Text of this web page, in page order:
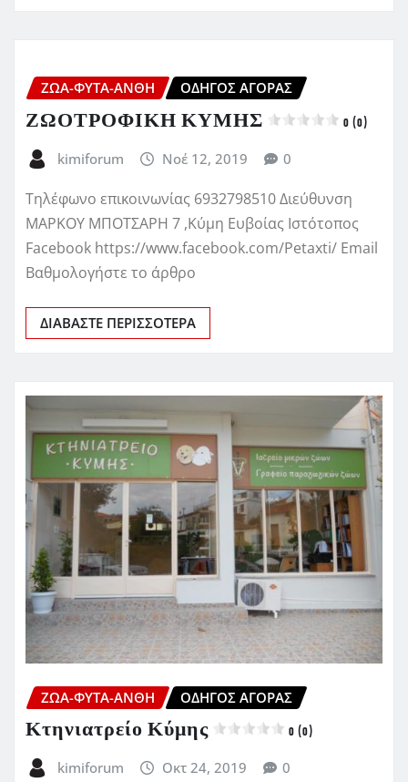
ΖΏΑ-ΦΥΤΆ-ΆΝΘΗ ΟΔΗΓΌΣ ΑΓΟΡΆΣ
ΖΩΟΤΡΟΦΙΚΗ ΚΥΜΗΣ 0 (0)
kimiforum Νοέ 12, 2019 0
Τηλέφωνο επικοινωνίας 6932798510 Διεύθυνση
ΜΑΡΚΟΥ ΜΠΟΤΣΑΡΗ 7 ,Κύμη Ευβοίας Ιστότοπος
Facebook https://www.facebook.com/Petaxti/ Email
Βαθμολογήστε το άρθρο
ΔΙΑΒΆΣΤΕ ΠΕΡΙΣΣΌΤΕΡΑ
ΖΏΑ-ΦΥΤΆ-ΆΝΘΗ ΟΔΗΓΌΣ ΑΓΟΡΆΣ
Κτηνιατρείο Κύμης 0 (0)
kimiforum Οκτ 24, 2019 0